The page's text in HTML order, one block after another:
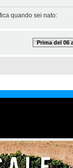
quando sei nato:
Prima del 06